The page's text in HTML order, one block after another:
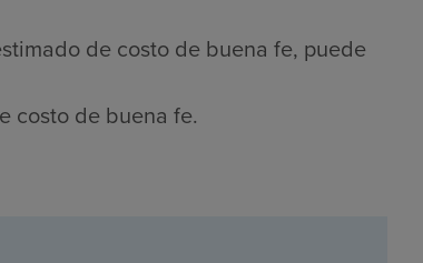
de costo de buena fe, puede
costo de buena fe.